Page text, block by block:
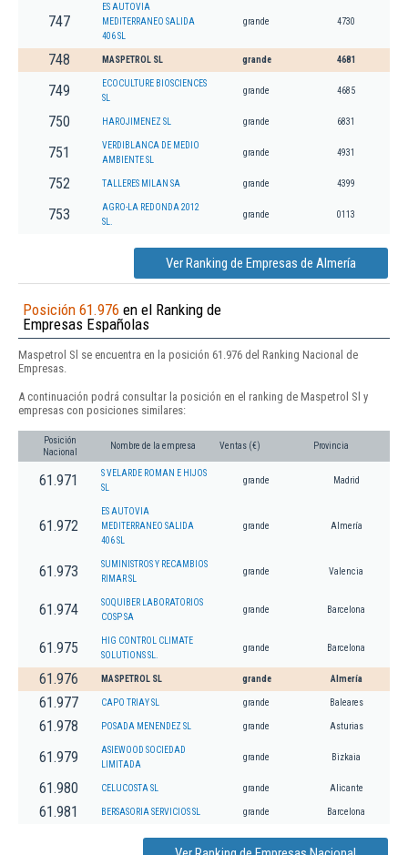
747
ES AUTOVIA
MEDITERRANEO SALIDA
406 SL
grande 4730
748 MASPETROL SL grande 4681
749
ECOCULTURE BIOSCIENCES
SL
grande 4685
750 HAROJIMENEZ SL grande 6831
751
VERDIBLANCA DE MEDIO
AMBIENTE SL
grande 4931
752 TALLERES MILAN SA grande 4399
753
AGRO-LA REDONDA 2012
SL.
grande 0113
Ver Ranking de Empresas de Almería
Posición 61.976 en el Ranking de
Empresas Españolas
Maspetrol Sl se encuentra en la posición 61.976 del Ranking Nacional de
Empresas.
A continuación podrá consultar la posición en el ranking de Maspetrol Sl y
empresas con posiciones similares:
Posición
Nacional
Nombre de la empresa Ventas (€) Provincia
61.971
S VELARDE ROMAN E HIJOS
SL
grande Madrid
61.972
ES AUTOVIA
MEDITERRANEO SALIDA
406 SL
grande Almería
61.973
SUMINISTROS Y RECAMBIOS
RIMAR SL
grande Valencia
61.974
SOQUIBER LABORATORIOS
COSP SA
grande Barcelona
61.975
HIG CONTROL CLIMATE
SOLUTIONS SL.
grande Barcelona
61.976 MASPETROL SL grande Almería
61.977 CAPO TRIAY SL grande Baleares
61.978 POSADA MENENDEZ SL grande Asturias
61.979
ASIEWOOD SOCIEDAD
LIMITADA
grande Bizkaia
61.980 CELUCOSTA SL grande Alicante
61.981 BERSASORIA SERVICIOS SL grande Barcelona